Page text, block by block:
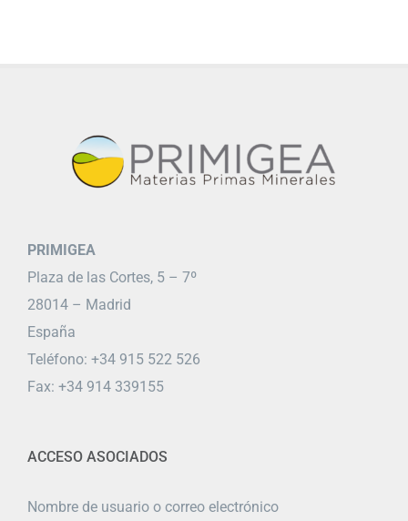
PRIMIGEA
Plaza de las Cortes, 5 – 7º
28014 – Madrid
España
Teléfono: +34 915 522 526
Fax: +34 914 339155
ACCESO ASOCIADOS
Nombre de usuario o correo electrónico